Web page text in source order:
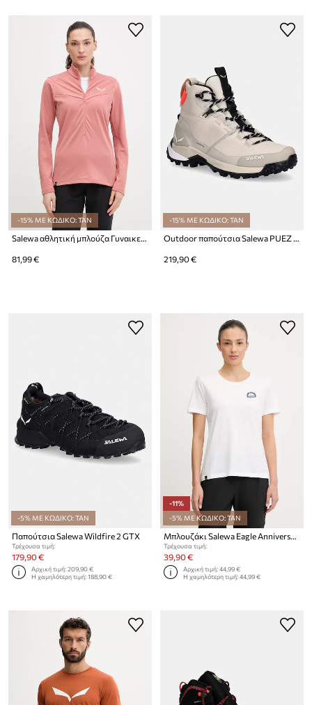
-15% ΜΕ ΚΩΔΙΚΟ: TAN
Salewa αθλητική μπλούζα Γυναικεία Puez Cammino
81,99 €
-15% ΜΕ ΚΩΔΙΚΟ: TAN
Outdoor παπούτσια Salewa PUEZ 2
219,90 €
-5% ΜΕ ΚΩΔΙΚΟ: TAN
Παπούτσια Salewa Wildfire 2 GTX
Τρέχουσα τιμή:
179,90 €
Αρχική τιμή:209,90 €
Η χαμηλότερη τιμή:188,90 €
-11%
-5% ΜΕ ΚΩΔΙΚΟ: TAN
Τρέχουσα τιμή:
39,90 €
Αρχική τιμή:44,99 €
Η χαμηλότερη τιμή:44,99 €